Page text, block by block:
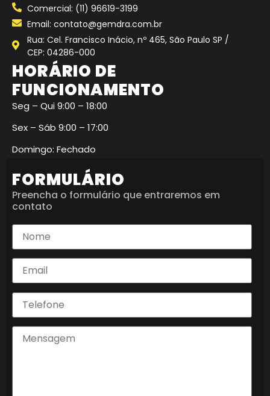
Comercial: (11) 96619-3199
Email: contato@gemdra.com.br
Rua: Cel. Francisco Inácio, nº 465, São Paulo SP /
CEP: 04286-000
HORÁRIO DE
FUNCIONAMENTO
Seg – Qui 9:00 – 18:00
Sex – Sáb 9:00 – 17:00
Domingo: Fechado
FORMULÁRIO
Preencha o formulário que entraremos em
contato